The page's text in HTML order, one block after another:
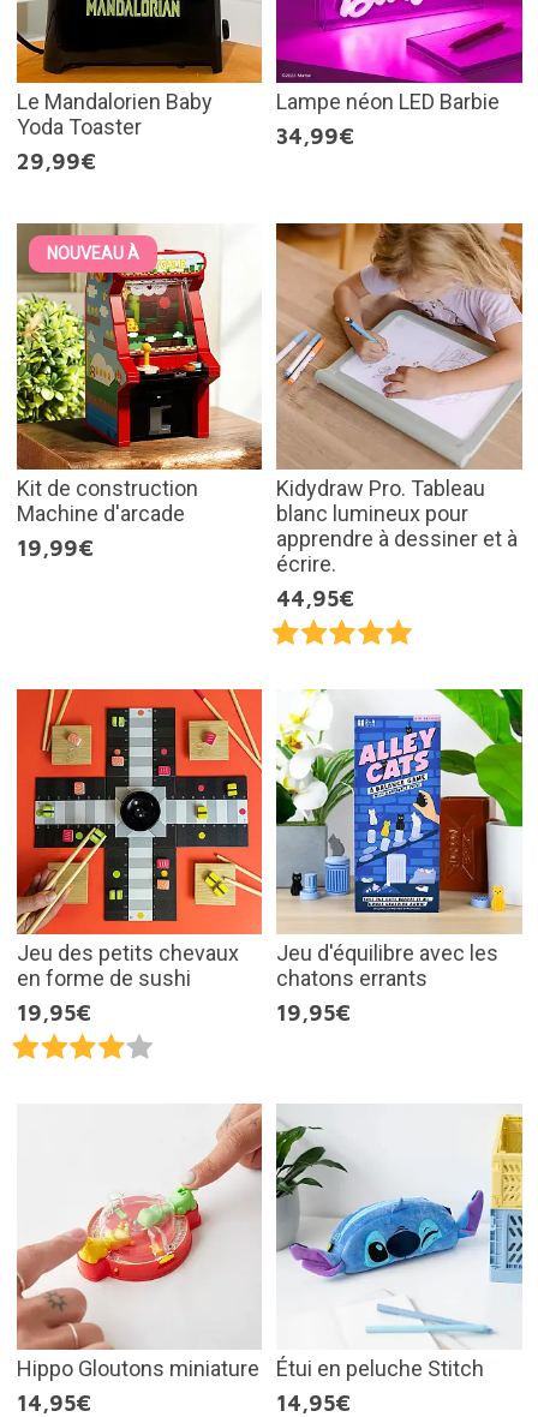
Le Mandalorien Baby
Yoda Toaster
29,99€
Lampe néon LED Barbie
34,99€
NOUVEAU À
Kit de construction
Machine d'arcade
19,99€
Kidydraw Pro. Tableau
blanc lumineux pour
apprendre à dessiner et à
écrire.
44,95€
Jeu des petits chevaux
en forme de sushi
19,95€
Jeu d'équilibre avec les
chatons errants
19,95€
Hippo Gloutons miniature
14,95€
Étui en peluche Stitch
14,95€